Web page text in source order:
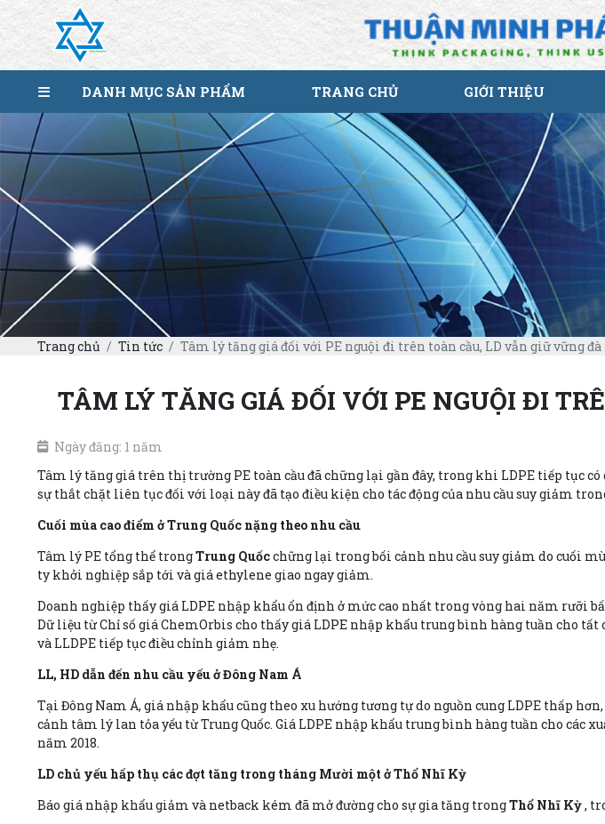
DANH MỤC SẢN PHẨM TRANG CHỦ GIỚI THIỆU
Trang chủ Tin tức Tâm lý tăng giá đối với PE nguội đi trên toàn cầu, LD vẫn giữ vững
TÂM LÝ TĂNG GIÁ ĐỐI VỚI PE NGUỘI ĐI
Ngày đăng: 1 năm
Tâm lý tăng giá trên thị trường PE toàn cầu đã chững lại gần đây, trong khi LDPE tiếp tục
sự thắt chặt liên tục đối với loại này đã tạo điều kiện cho tác động của nhu cầu suy giảm
Cuối mùa cao điểm ở Trung Quốc nặng theo nhu cầu
Tâm lý PE tổng thể trongTrung Quốcchững lại trong bối cảnh nhu cầu suy giảm do cuối
ty khởi nghiệp sắp tới và giá ethylene giao ngay giảm.
Doanh nghiệp thấy giá LDPE nhập khẩu ổn định ở mức cao nhất trong vòng hai năm rưỡi
Dữ liệu từ Chỉ số giá ChemOrbis cho thấy giá LDPE nhập khẩu trung bình hàng tuần cho
và LLDPE tiếp tục điều chỉnh giảm nhẹ.
LL, HD dẫn đến nhu cầu yếu ở Đông Nam Á
Tại Đông Nam Á, giá nhập khẩu cũng theo xu hướng tương tự do nguồn cung LDPE thấp
cảnh tâm lý lan tỏa yếu từ Trung Quốc. Giá LDPE nhập khẩu trung bình hàng tuần cho các
năm 2018.
LD chủ yếu hấp thụ các đợt tăng trong tháng Mười một ở Thổ Nhĩ Kỳ
Báo giá nhập khẩu giảm và netback kém đã mở đường cho sự gia tăng trongThổ Nhĩ Kỳ,